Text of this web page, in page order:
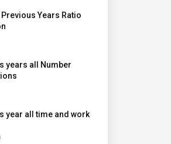
Previous Years Ratio
years all Number
year all time and work